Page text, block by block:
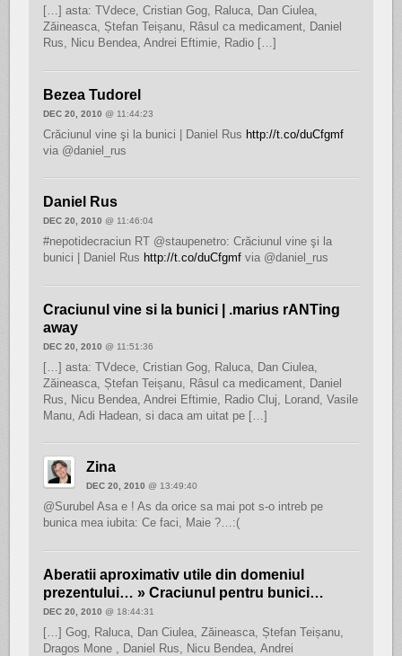
[…] asta: TVdece, Cristian Gog, Raluca, Dan Ciulea,
Zăineasca, Ștefan Teișanu, Râsul ca medicament, Daniel
Rus, Nicu Bendea, Andrei Eftimie, Radio […]
Bezea Tudorel
DEC 20, 2010 @ 11:44:23
Crăciunul vine şi la bunici | Daniel Rus http://t.co/duCfgmf
via @daniel_rus
Daniel Rus
DEC 20, 2010 @ 11:46:04
#nepotidecraciun RT @staupenetro: Crăciunul vine şi la
bunici | Daniel Rus http://t.co/duCfgmfvia @daniel_rus
Craciunul vine si la bunici | .marius rANTing
away
DEC 20, 2010 @ 11:51:36
[…] asta: TVdece, Cristian Gog, Raluca, Dan Ciulea,
Zăineasca, Ștefan Teișanu, Râsul ca medicament, Daniel
Rus, Nicu Bendea, Andrei Eftimie, Radio Cluj, Lorand, Vasile
Manu, Adi Hadean, si daca am uitat pe […]
Zina
DEC 20, 2010 @ 13:49:40
@Surubel Asa e ! As da orice sa mai pot s-o intreb pe
bunica mea iubita: Ce faci, Maie ?…:(
Aberatii aproximativ utile din domeniul
prezentului… » Craciunul pentru bunici…
DEC 20, 2010 @ 18:44:31
[…] Gog, Raluca, Dan Ciulea, Zăineasca, Ștefan Teișanu,
Dragos Mone , Daniel Rus, Nicu Bendea, Andrei